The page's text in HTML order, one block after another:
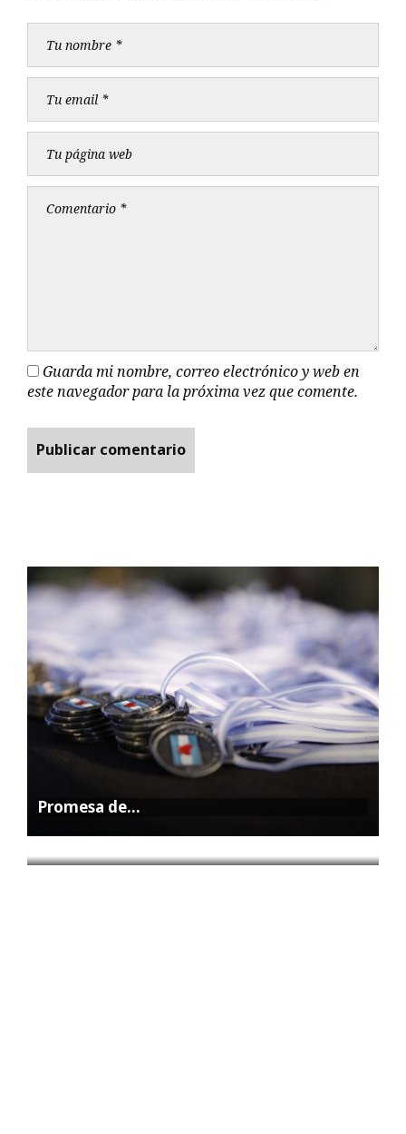
Guarda mi nombre, correo electrónico y web en
este navegador para la próxima vez que comente.
Promesa de…